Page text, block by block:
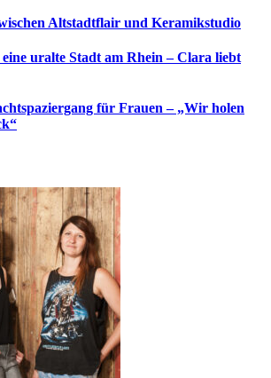
Altstadtflair und Keramikstudio
uralte Stadt am Rhein – Clara liebt
für Frauen – „Wir holen